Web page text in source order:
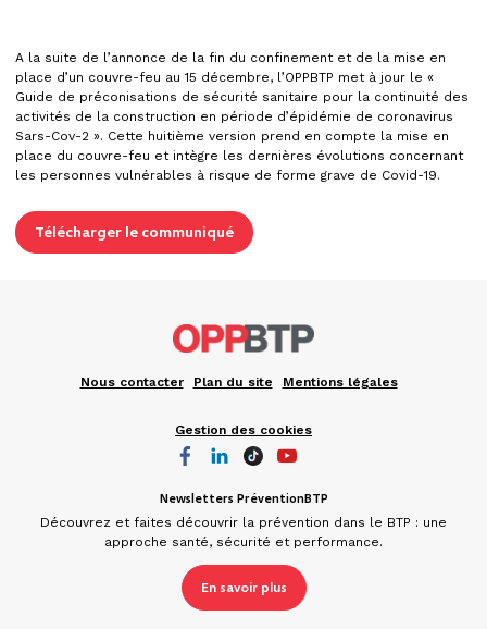
A la suite de l’annonce de la fin du confinement et de la mise en
place d’un couvre-feu au 15 décembre, l’OPPBTP met à jour le «
Guide de préconisations de sécurité sanitaire pour la continuité des
activités de la construction en période d’épidémie de coronavirus
Sars-Cov-2 ». Cette huitième version prend en compte la mise en
place du couvre-feu et intègre les dernières évolutions concernant
les personnes vulnérables à risque de forme grave de Covid-19.
Télécharger le communiqué
Nous contacter Plan du site Mentions légales
Gestion des cookies
Newsletters PréventionBTP
Découvrez et faites découvrir la prévention dans le BTP : une
approche santé, sécurité et performance.
En savoir plus